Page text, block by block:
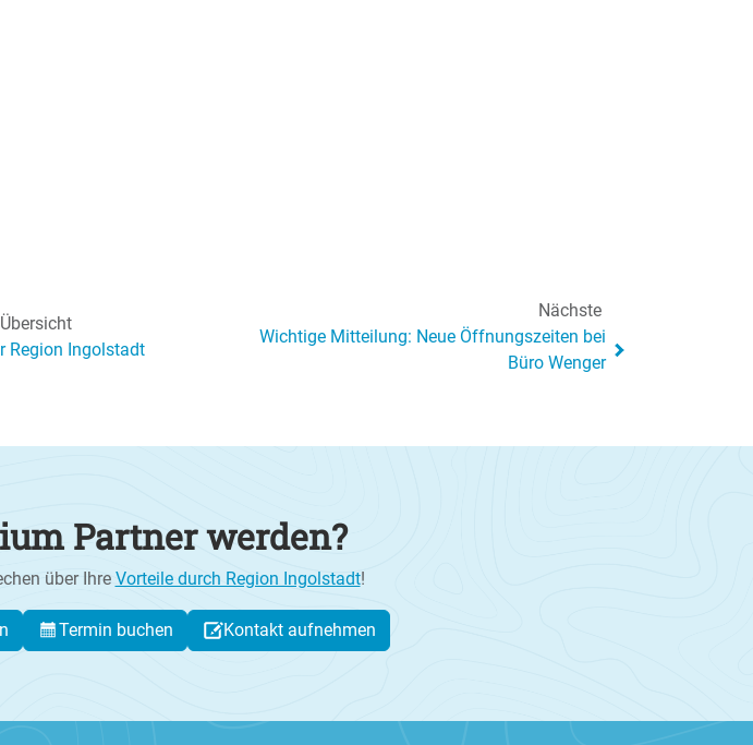
Region Ingolstadt
Nächste
Wichtige Mitteilung: Neue Öffnungszeiten bei
Büro Wenger
Partner werden?
über Ihre Vorteile durch Region Ingolstadt!
Termin buchen Kontakt aufnehmen